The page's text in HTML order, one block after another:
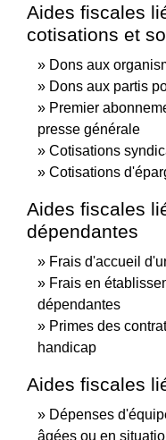
Aides fiscales
cotisations et
Dons aux
Dons aux partis
Premier
presse générale
Cotisations
Cotisations
Aides fiscales
dépendantes
Frais d'accueil
Frais en
dépendantes
Primes des
handicap
Aides fiscales
Dépenses
âgées ou en